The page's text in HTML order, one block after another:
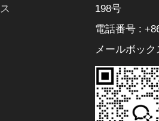
198号
電話番号 :
メールボッ